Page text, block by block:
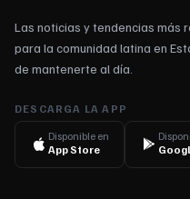
Las noticias y tendencias más
para la comunidad latina en
de mantenerte al día.
DESCARGA LA APP
Disponible en
App Store